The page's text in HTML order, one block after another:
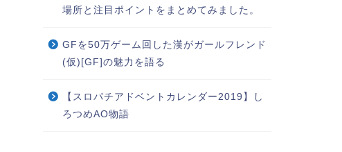
場所と注目ポイントをまとめてみました。
GFを50万ゲーム回した漢がガールフレンド
(仮)[GF]の魅力を語る
【スロパチアドベントカレンダー2019】し
ろつめAO物語